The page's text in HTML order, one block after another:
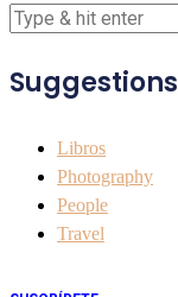
Suggestions
Libros
Photography
People
Travel